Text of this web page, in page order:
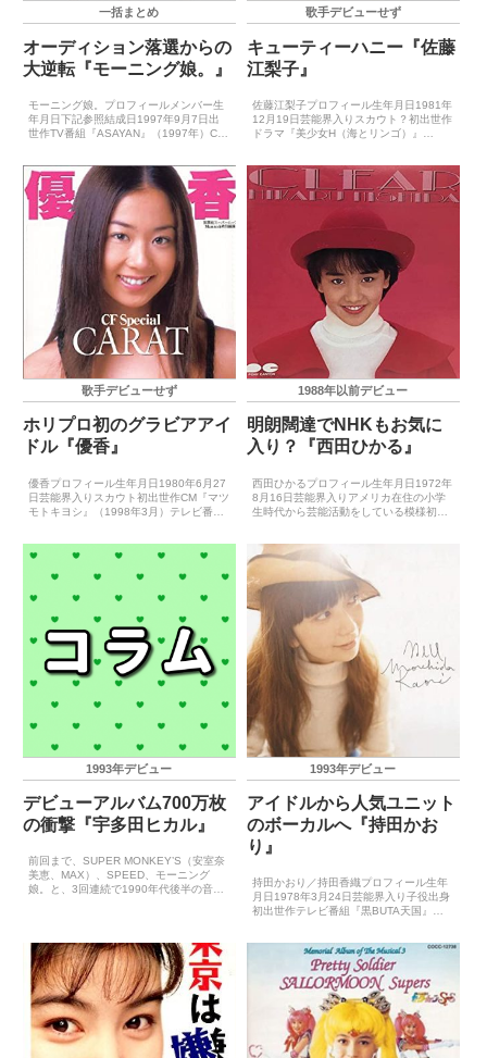
一括まとめ
オーディション落選からの
大逆転『モーニング娘。』
モーニング娘。プロフィールメンバー生
年月日下記参照結成日1997年9月7日出
世作TV番組『ASAYAN』（1997年）CD
コーヒー）※メジャーゴールデン・ア...
歌手デビューせず
キューティーハニー『佐藤
江梨子』
佐藤江梨子プロフィール生年月日1981年
12月19日芸能界入りスカウト？初出世作
ドラマ『美少女H（海とリンゴ）』
賞歴（大賞）－ゴールデン・アロー賞受
賞歴－主要映画...
歌手デビューせず
ホリプロ初のグラビアアイ
ドル『優香』
優香プロフィール生年月日1980年6月27
日芸能界入りスカウト初出世作CM『マツ
モトキヨシ』（1998年3月）テレビ番組
※NITROとして※ソロデビュー...
1988年以前デビュー
明朗闊達でNHKもお気に
入り？『西田ひかる』
西田ひかるプロフィール生年月日1972年
8月16日芸能界入りアメリカ在住の小学
生時代から芸能活動をしている模様初出
らのセディ）ゴールデン・アロー賞受賞
歴1990...
1993年デビュー
デビューアルバム700万枚
の衝撃『宇多田ヒカル』
前回まで、SUPER MONKEY’S（安室奈
美恵、MAX）、SPEED、モーニング
娘。と、3回連続で1990年代後半の音楽
の女性ア...
1993年デビュー
アイドルから人気ユニット
のボーカルへ『持田かお
り』
持田かおり／持田香織プロフィール生年
月日1978年3月24日芸能界入り子役出身
初出世作テレビ番組『黒BUTA天国』
※黒BUTAオールスターズとして1993年